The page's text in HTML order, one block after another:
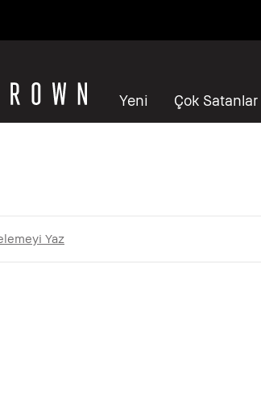
Yeni Çok Satanlar
Yaz